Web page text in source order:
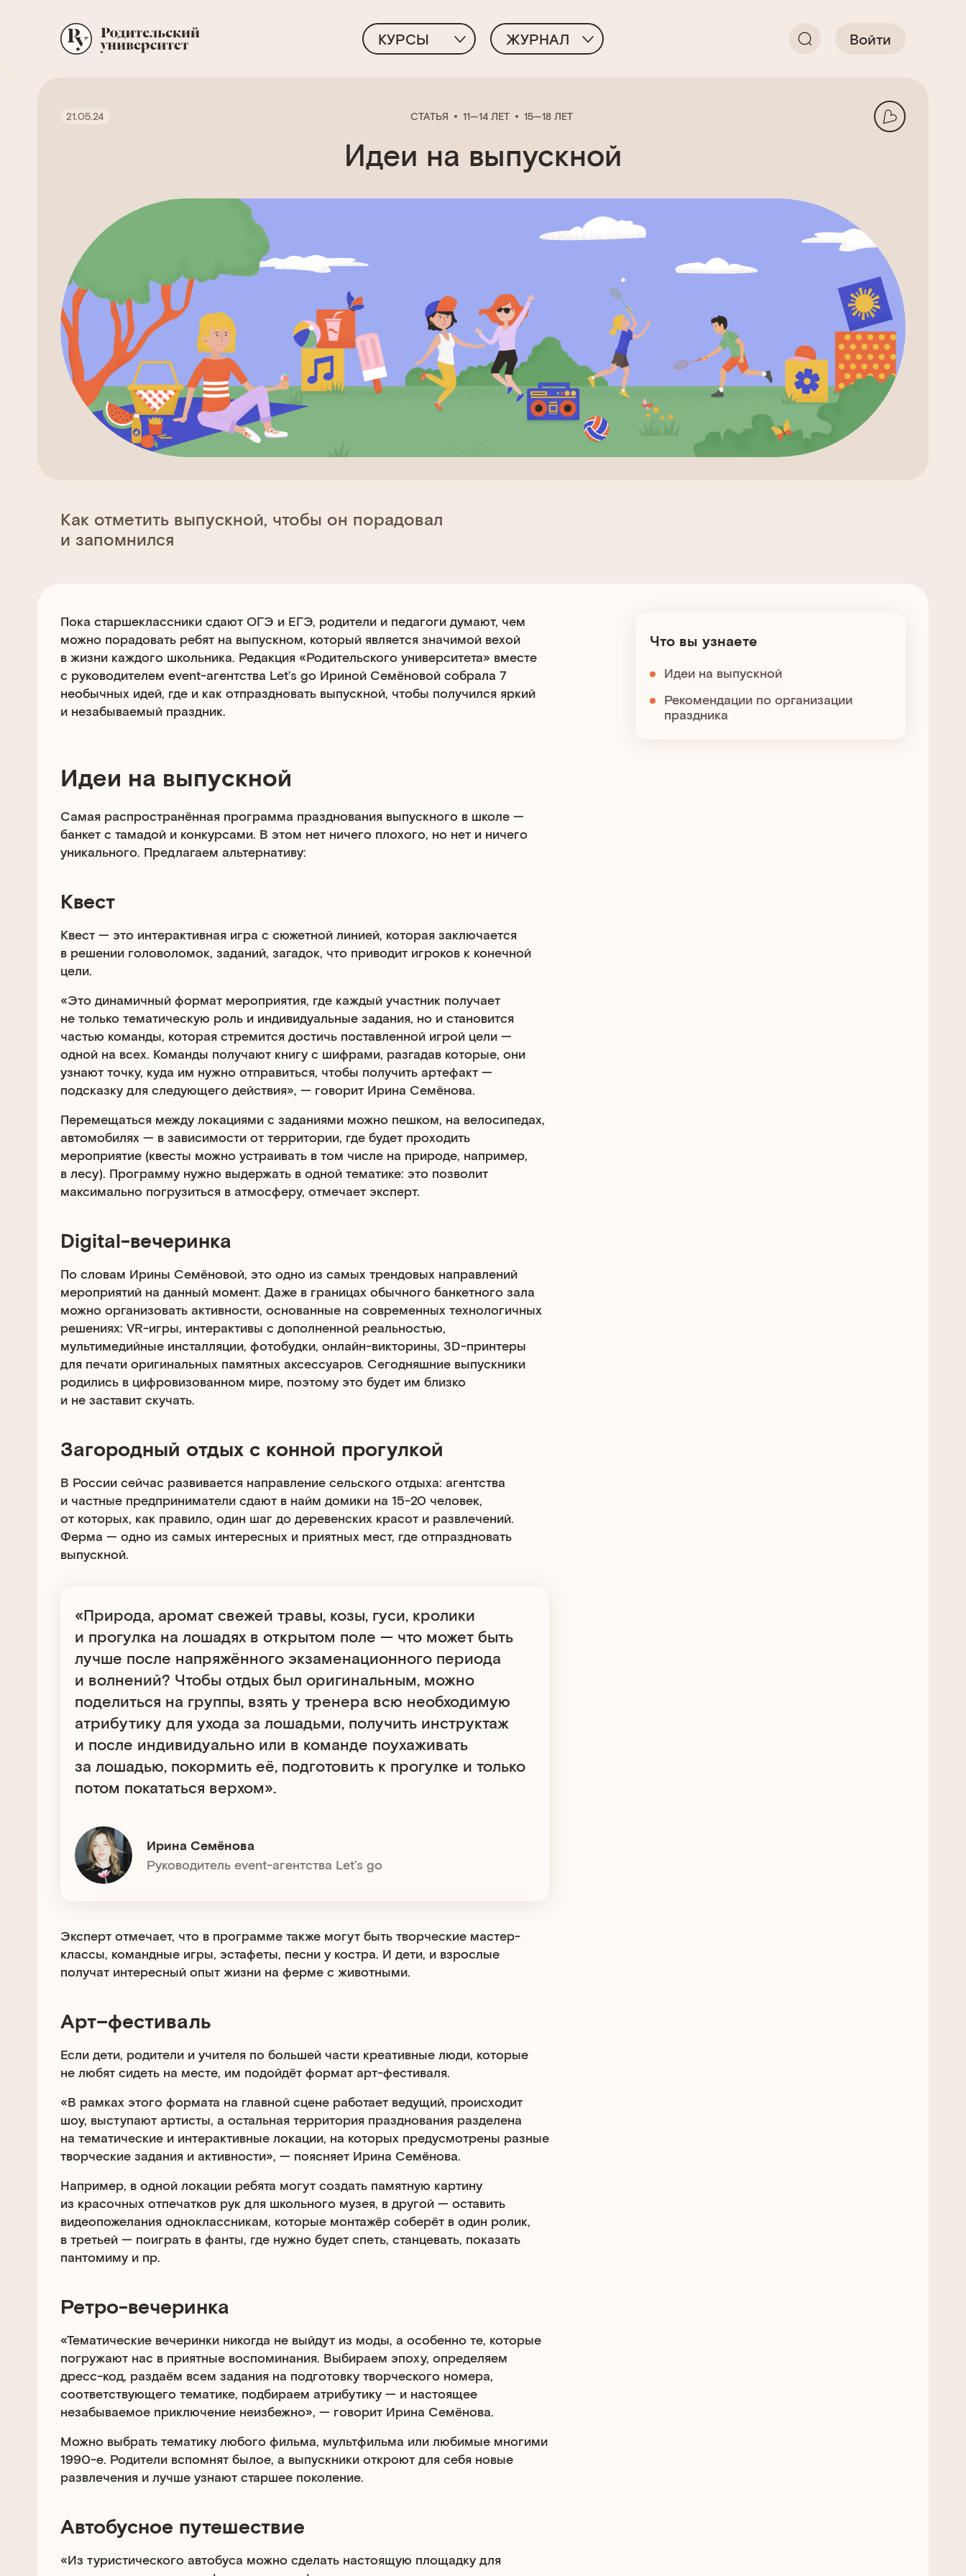
КУРСЫ ЖУРНАЛ Войти
21.05.24 СТАТЬЯ 11—14 ЛЕТ 15—18 ЛЕТ
Идеи на выпускной
Как отметить выпускной, чтобы он порадовал
и запомнился
Пока старшеклассники сдают ОГЭ и ЕГЭ, родители и педагоги думают, чем
можно порадовать ребят на выпускном, который является значимой вехой
в жизни каждого школьника. Редакция «Родительского университета» вместе
с руководителем event-агентства Let’s go Ириной Семёновой собрала 7
необычных идей, где и как отпраздновать выпускной, чтобы получился яркий
и незабываемый праздник.
Идеи на выпускной
Самая распространённая программа празднования выпускного в школе —
банкет с тамадой и конкурсами. В этом нет ничего плохого, но нет и ничего
уникального. Предлагаем альтернативу:
Квест
Квест — это интерактивная игра с сюжетной линией, которая заключается
в решении головоломок, заданий, загадок, что приводит игроков к конечной
цели.
«Это динамичный формат мероприятия, где каждый участник получает
не только тематическую роль и индивидуальные задания, но и становится
частью команды, которая стремится достичь поставленной игрой цели —
одной на всех. Команды получают книгу с шифрами, разгадав которые, они
узнают точку, куда им нужно отправиться, чтобы получить артефакт —
подсказку для следующего действия», — говорит Ирина Семёнова.
Перемещаться между локациями с заданиями можно пешком, на велосипедах,
автомобилях — в зависимости от территории, где будет проходить
мероприятие (квесты можно устраивать в том числе на природе, например,
в лесу). Программу нужно выдержать в одной тематике: это позволит
максимально погрузиться в атмосферу, отмечает эксперт.
Digital-вечеринка
По словам Ирины Семёновой, это одно из самых трендовых направлений
мероприятий на данный момент. Даже в границах обычного банкетного зала
можно организовать активности, основанные на современных технологичных
решениях: VR-игры, интерактивы с дополненной реальностью,
мультимедийные инсталляции, фотобудки, онлайн-викторины, 3D-принтеры
для печати оригинальных памятных аксессуаров. Сегодняшние выпускники
родились в цифровизованном мире, поэтому это будет им близко
и не заставит скучать.
Загородный отдых с конной прогулкой
В России сейчас развивается направление сельского отдыха: агентства
и частные предприниматели сдают в найм домики на 15-20 человек,
от которых, как правило, один шаг до деревенских красот и развлечений.
Ферма — одно из самых интересных и приятных мест, где отпраздновать
выпускной.
«Природа, аромат свежей травы, козы, гуси, кролики
и прогулка на лошадях в открытом поле — что может быть
лучше после напряжённого экзаменационного периода
и волнений? Чтобы отдых был оригинальным, можно
поделиться на группы, взять у тренера всю необходимую
атрибутику для ухода за лошадьми, получить инструктаж
и после индивидуально или в команде поухаживать
за лошадью, покормить её, подготовить к прогулке и только
потом покататься верхом».
Ирина Семёнова
Руководитель event-агентства Let’s go
Эксперт отмечает, что в программе также могут быть творческие мастер-
классы, командные игры, эстафеты, песни у костра. И дети, и взрослые
получат интересный опыт жизни на ферме с животными.
Арт–фестиваль
Если дети, родители и учителя по большей части креативные люди, которые
не любят сидеть на месте, им подойдёт формат арт-фестиваля.
«В рамках этого формата на главной сцене работает ведущий, происходит
шоу, выступают артисты, а остальная территория празднования разделена
на тематические и интерактивные локации, на которых предусмотрены разные
творческие задания и активности», — поясняет Ирина Семёнова.
Например, в одной локации ребята могут создать памятную картину
из красочных отпечатков рук для школьного музея, в другой — оставить
видеопожелания одноклассникам, которые монтажёр соберёт в один ролик,
в третьей — поиграть в фанты, где нужно будет спеть, станцевать, показать
пантомиму и пр.
Ретро-вечеринка
«Тематические вечеринки никогда не выйдут из моды, а особенно те, которые
погружают нас в приятные воспоминания. Выбираем эпоху, определяем
дресс-код, раздаём всем задания на подготовку творческого номера,
соответствующего тематике, подбираем атрибутику — и настоящее
незабываемое приключение неизбежно», — говорит Ирина Семёнова.
Можно выбрать тематику любого фильма, мультфильма или любимые многими
1990-е. Родители вспомнят былое, а выпускники откроют для себя новые
развлечения и лучше узнают старшее поколение.
Автобусное путешествие
«Из туристического автобуса можно сделать настоящую площадку для
Что вы узнаете
Идеи на выпускной
Рекомендации по организации
праздника